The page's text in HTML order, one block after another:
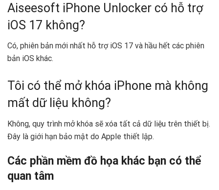
Aiseesoft iPhone Unlocker có hỗ trợ
iOS 17 không?
Có, phiên bản mới nhất hỗ trợ iOS 17 và hầu hết các phiên
bản iOS khác.
Tôi có thể mở khóa iPhone mà không
mất dữ liệu không?
Không, quy trình mở khóa sẽ xóa tất cả dữ liệu trên thiết bị.
Đây là giới hạn bảo mật do Apple thiết lập.
Các phần mềm đồ họa khác bạn có thể
quan tâm